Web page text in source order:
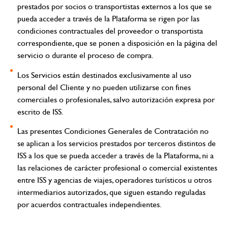
prestados por socios o transportistas externos a los que se
pueda acceder a través de la Plataforma se rigen por las
condiciones contractuales del proveedor o transportista
correspondiente, que se ponen a disposición en la página del
servicio o durante el proceso de compra.
Los Servicios están destinados exclusivamente al uso
personal del Cliente y no pueden utilizarse con fines
comerciales o profesionales, salvo autorización expresa por
escrito de ISS.
Las presentes Condiciones Generales de Contratación no
se aplican a los servicios prestados por terceros distintos de
ISS a los que se pueda acceder a través de la Plataforma, ni a
las relaciones de carácter profesional o comercial existentes
entre ISS y agencias de viajes, operadores turísticos u otros
intermediarios autorizados, que siguen estando reguladas
por acuerdos contractuales independientes.